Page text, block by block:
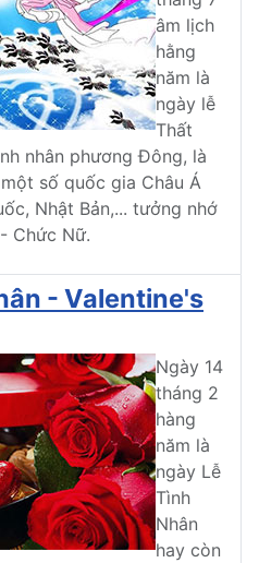
âm lịch
hằng
năm là
ngày lễ
Thất
nhân phương Đông, là
số quốc gia Châu Á
Nhật Bản,... tưởng nhớ
Chức Nữ.
- Valentine's
Ngày 14
tháng 2
hàng
năm là
ngày Lễ
Tình
Nhân
hay còn